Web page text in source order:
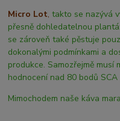
Micro Lot, takto se nazývá
přesně dohledatelnou
se zároveň také pěstuje
dokonalými podmínkami a
produkce. Samozřejmě musí
hodnocení nad 80 bodů
Mimochodem naše káva